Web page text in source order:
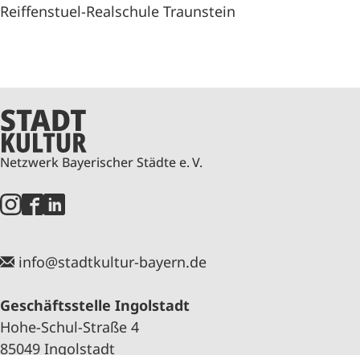
Reiffenstuel-Realschule Traunstein
Netzwerk Bayerischer Städte e. V.
info@stadtkultur-bayern.de
Geschäftsstelle Ingolstadt
Hohe-Schul-Straße 4
85049 Ingolstadt